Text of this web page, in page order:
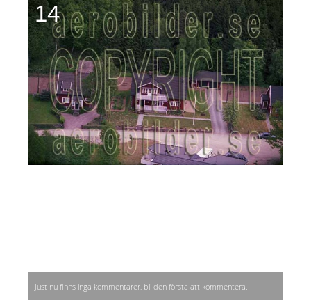
14
Just nu finns inga kommentarer, bli den första att kommentera.